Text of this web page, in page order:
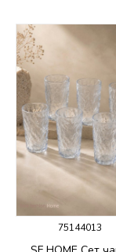
75144013